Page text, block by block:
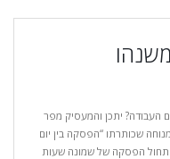
יתכן והמעסיק מפר
שעות עבודה ומנוחה שכותרתו “הפסקה בין יום
תחול הפסקה של שמונה שעות